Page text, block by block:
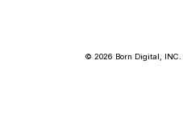
© 2026 Born Digital, INC.